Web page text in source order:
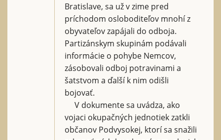
Bratislave, sa už v zime pred
príchodom osloboditeľov mnohí z
obyvateľov zapájali do odboja.
Partizánskym skupinám podávali
informácie o pohybe Nemcov,
zásobovali odboj potravinami a
šatstvom a ďalší k nim odišli
bojovať.
V dokumente sa uvádza, ako
vojaci okupačných jednotiek zatkli
občanov Podvysokej, ktorí sa snažili